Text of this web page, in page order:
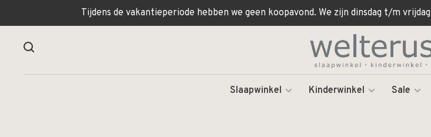
Tijdens de vakantieperiode hebben we geen koopavond. We zijn dinsdag t/m
Slaapwinkel Kinderwinkel Sale